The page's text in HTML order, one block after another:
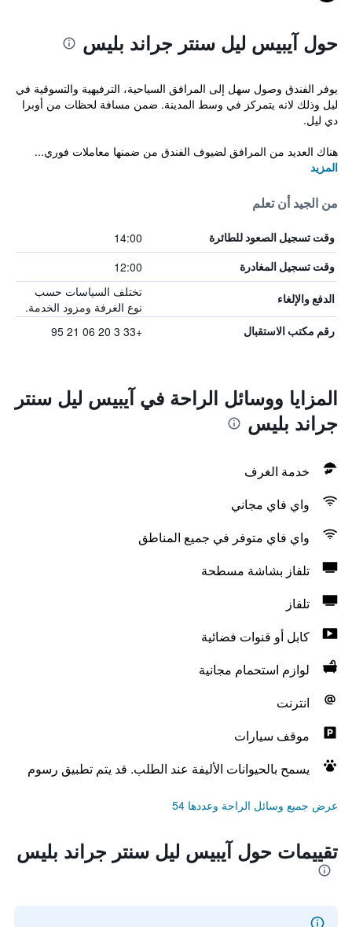
حول آيبيس ليل سنتر جراند بليس
يوفر الفندق وصول سهل إلى المرافق السياحية، الترفيهية والتسوقية في
ليل وذلك لانه يتمركز في وسط المدينة. ضمن مسافة لحظات من أوبرا
دي ليل.
هناك العديد من المرافق لضيوف الفندق من ضمنها معاملات فوري...
المزيد
من الجيد أن تعلم
وقت تسجيل الصعود للطائرة 14:00
وقت تسجيل المغادرة 12:00
الدفع والإلغاء
تختلف السياسات حسب
نوع الغرفة ومزود الخدمة.
رقم مكتب الاستقبال +33 3 20 06 21 95
المزايا ووسائل الراحة في آيبيس ليل سنتر
جراند بليس
خدمة الغرف
واي فاي مجاني
واي فاي متوفر في جميع المناطق
تلفاز بشاشة مسطحة
تلفاز
كابل أو قنوات فضائية
لوازم استحمام مجانية
انترنت
موقف سيارات
يسمح بالحيوانات الأليفة عند الطلب. قد يتم تطبيق رسوم
عرض جميع وسائل الراحة وعددها 54
تقييمات حول آيبيس ليل سنتر جراند بليس